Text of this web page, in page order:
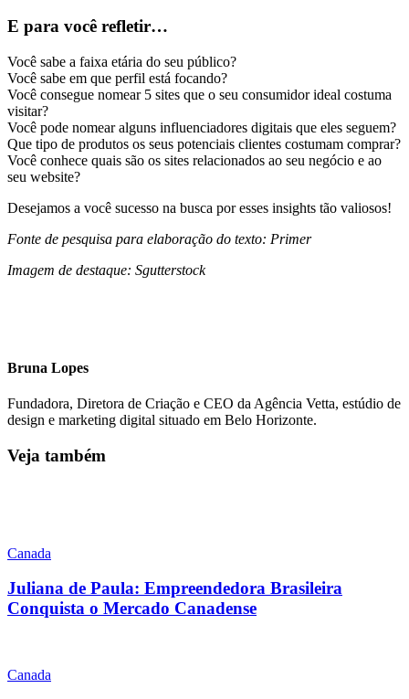
E para você refletir…
Você sabe a faixa etária do seu público?
Você sabe em que perfil está focando?
Você consegue nomear 5 sites que o seu consumidor ideal costuma
visitar?
Você pode nomear alguns influenciadores digitais que eles seguem?
Que tipo de produtos os seus potenciais clientes costumam comprar?
Você conhece quais são os sites relacionados ao seu negócio e ao
seu website?
Desejamos a você sucesso na busca por esses insights tão valiosos!
Fonte de pesquisa para elaboração do texto: Primer
Imagem de destaque: Sgutterstock
Bruna Lopes
Fundadora, Diretora de Criação e CEO da Agência Vetta, estúdio de
design e marketing digital situado em Belo Horizonte.
Veja também
Canada
Juliana de Paula: Empreendedora Brasileira
Conquista o Mercado Canadense
Canada